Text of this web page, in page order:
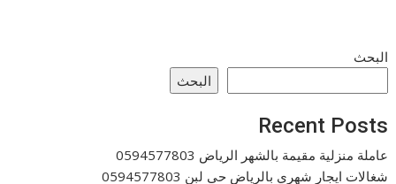
البحث
البحث
Recent Posts
عاملة منزلية مقيمة بالشهر الرياض 0594577803
شغالات ايجار شهري بالرياض حى لبن 0594577803